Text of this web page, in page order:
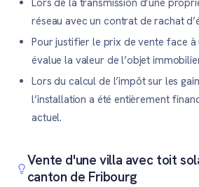
Lors de la transmission d’une
réseau avec un contrat de rachat
Pour justifier le prix de vente face à
évalue la valeur de l’objet
Lors du calcul de l’impôt sur les
l’installation a été entièrement
actuel.
Vente d'une villa avec toit
canton de Fribourg